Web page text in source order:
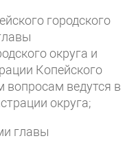
городского
округа и
Копейского
вопросам ведутся в
округа;
главы